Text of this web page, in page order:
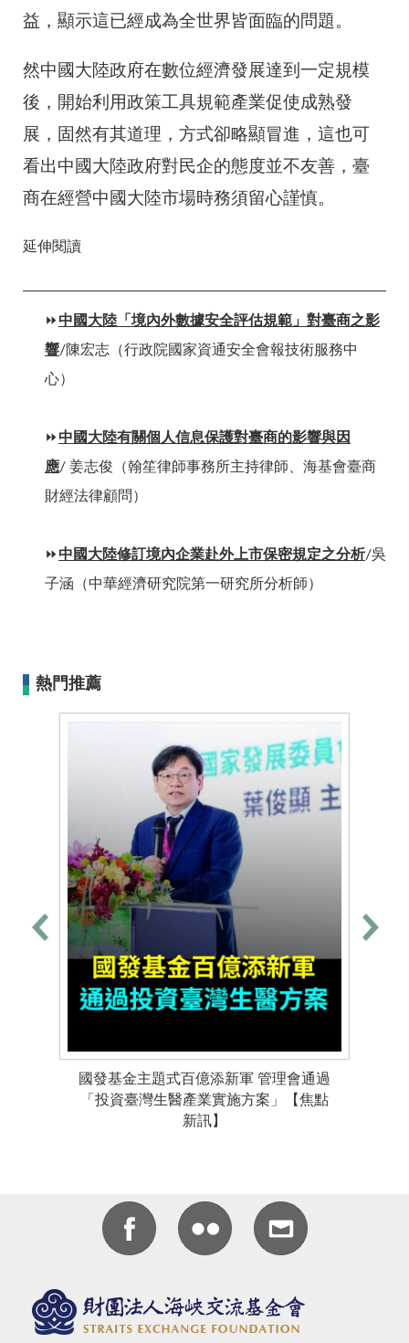
益，顯示這已經成為全世界皆面臨的問題。
然中國大陸政府在數位經濟發展達到一定規模
後，開始利用政策工具規範產業促使成熟發
展，固然有其道理，方式卻略顯冒進，這也可
看出中國大陸政府對民企的態度並不友善，臺
商在經營中國大陸市場時務須留心謹慎。
延伸閱讀
⏩中國大陸「境內外數據安全評估規範」對臺商之影
響/陳宏志 （行政院國家資通安全會報技術服務中
心）
⏩中國大陸有關個人信息保護對臺商的影響與因
應/ 姜志俊（翰笙律師事務所主持律師、海基會臺商
財經法律顧問）
⏩中國大陸修訂境內企業赴外上市保密規定之分析/吳
子涵（中華經濟研究院第一研究所分析師）
熱門推薦
國發基金主題式百億添新軍 管理會通過
「投資臺灣生醫產業實施方案」【焦點
新訊】